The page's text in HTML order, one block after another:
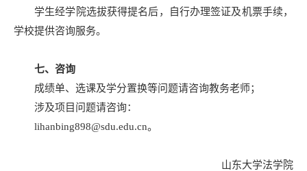
学生经学院选拔获得提名后，自行办理签证及机票手续，
学校提供咨询服务。
七、 咨询
成绩单、选课及学分置换等问题请咨询教务老师；
涉及项目问题请咨询：
lihanbing898@sdu.edu.cn。
山东大学法学院